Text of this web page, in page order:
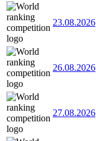
23.08.2026
26.08.2026
27.08.2026